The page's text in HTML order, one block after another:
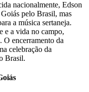
nacionalmente, Edson
pelo Brasil, mas
a música sertaneja.
e a vida no campo,
O encerramento da
celebração da
Brasil.